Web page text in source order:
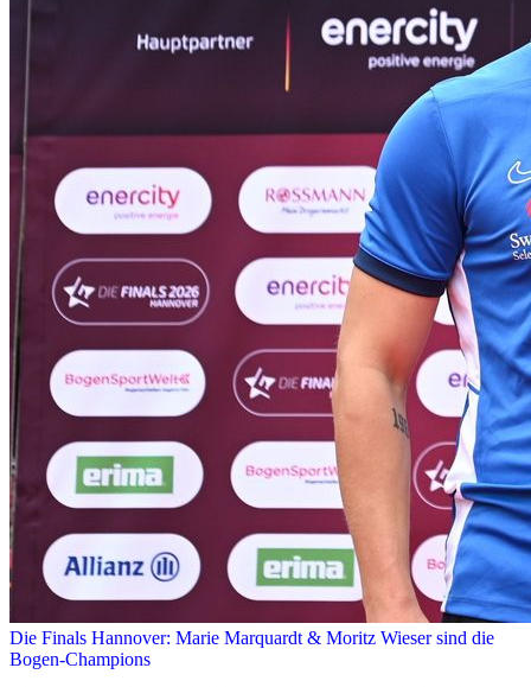
Die Finals Hannover: Marie Marquardt & Moritz Wieser sind die
Bogen-Champions